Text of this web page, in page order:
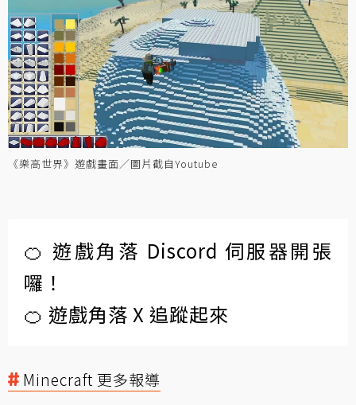
《樂高世界》遊戲畫面／圖片截自Youtube
🍊 遊戲角落 Discord 伺服器開張
囉！
🍊 遊戲角落 X 追蹤起來
Minecraft 更多報導